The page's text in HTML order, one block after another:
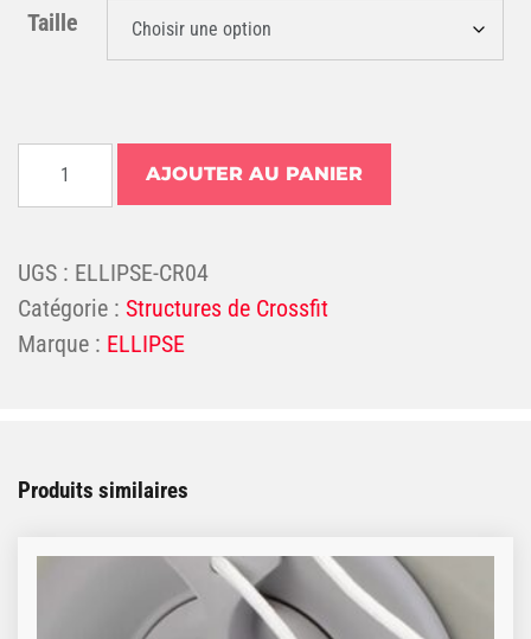
Taille
quantité de AIRE DE CROSS TRAINING 4 - 1750 x
AJOUTER AU PANIER
UGS : ELLIPSE-CR04
Catégorie : Structures de Crossfit
ELLIPSE
Produits similaires
Ce produit a plusieurs variations. Les options